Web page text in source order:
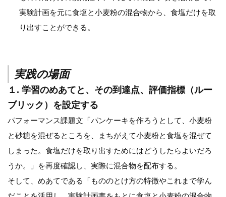
実験計画を元に食塩と小麦粉の混合物から、食塩だけを取
り出すことができる。
実践の場面
１. 学習のめあてと、その到達点、評価指標（ルー
ブリック）を設定する
パフォーマンス課題文「パンケーキを作ろうとして、小麦粉
と砂糖を混ぜるところを、まちがえて小麦粉と食塩を混ぜて
しまった。食塩だけを取り出すためにはどうしたらよいだろ
うか。」を再度確認し、実際に混合物を配布する。
そして、めあてである「もののとけ方の特徴やこれまで学ん